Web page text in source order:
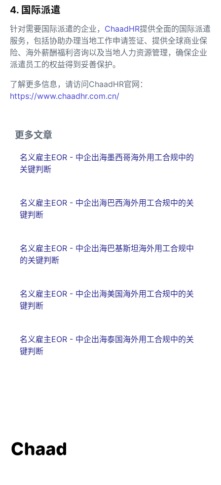
4. 国际派遣
针对需要国际派遣的企业， ChaadHR提供全面的国际派遣
服务，包括协助办理当地工作申请签证、提供全球商业保
险、海外薪酬福利咨询以及当地人力资源管理，确保企业
派遣员工的权益得到妥善保护。
了解更多信息，请访问ChaadHR官网：
https://www.chaadhr.com.cn/
更多文章
名义雇主EOR - 中企出海墨西哥海外用工合规中的
关键判断
名义雇主EOR - 中企出海巴西海外用工合规中的关
键判断
名义雇主EOR - 中企出海巴基斯坦海外用工合规中
的关键判断
名义雇主EOR - 中企出海美国海外用工合规中的关
键判断
名义雇主EOR - 中企出海泰国海外用工合规中的关
键判断